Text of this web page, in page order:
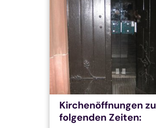
Kirchenöffnungen zu
folgenden Zeiten: